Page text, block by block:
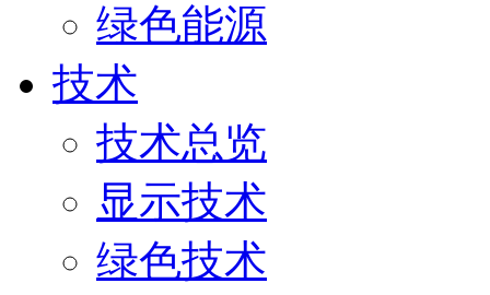
绿色能源
技术
技术总览
显示技术
绿色技术